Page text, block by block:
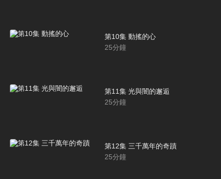
第10集 動搖的心
25分鐘
第11集 光與闇的邂逅
25分鐘
第12集 三千萬年的奇蹟
25分鐘